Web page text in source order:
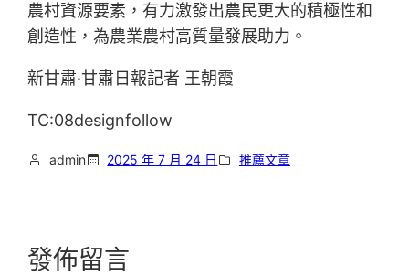
農村資源要素，有力激發出農民更大的積極性和
創造性，為農業農村高質量發展助力。
新甘肅·甘肅日報記者 王朝霞
TC:08designfollow
admin 2025 年 7 月 24 日 推薦文章
發佈留言